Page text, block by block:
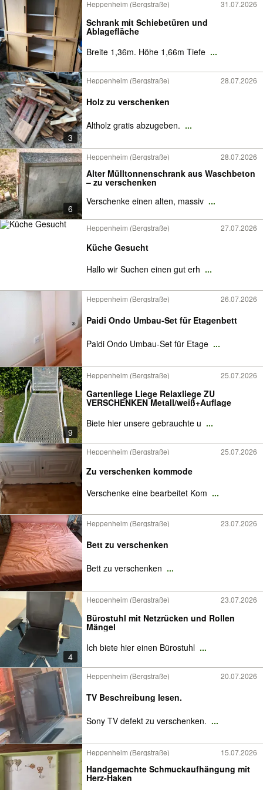
Heppenheim (Bergstraße) 31.07.2026
Schrank mit Schiebetüren und
Ablagefläche
Breite 1,36m. Höhe 1,66m Tiefe ...
3
Heppenheim (Bergstraße) 28.07.2026
Holz zu verschenken
Altholz gratis abzugeben. ...
6
Heppenheim (Bergstraße) 28.07.2026
Alter Mülltonnenschrank aus Waschbeton
– zu verschenken
Verschenke einen alten, massiv ...
Heppenheim (Bergstraße) 27.07.2026
Küche Gesucht
Hallo wir Suchen einen gut erh ...
Heppenheim (Bergstraße) 26.07.2026
Paidi Ondo Umbau-Set für Etagenbett
Paidi Ondo Umbau-Set für Etage ...
9
Heppenheim (Bergstraße) 25.07.2026
Gartenliege Liege Relaxliege ZU
VERSCHENKEN Metall/weiß+Auflage
Biete hier unsere gebrauchte u ...
Heppenheim (Bergstraße) 25.07.2026
Zu verschenken kommode
Verschenke eine bearbeitet Kom ...
Heppenheim (Bergstraße) 23.07.2026
Bett zu verschenken
Bett zu verschenken ...
4
Heppenheim (Bergstraße) 23.07.2026
Bürostuhl mit Netzrücken und Rollen
Mängel
Ich biete hier einen Bürostuhl ...
Heppenheim (Bergstraße) 20.07.2026
TV Beschreibung lesen.
Sony TV defekt zu verschenken. ...
Heppenheim (Bergstraße) 15.07.2026
Handgemachte Schmuckaufhängung mit
Herz-Haken